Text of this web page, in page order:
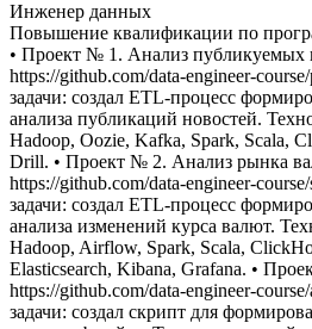
Инженер данных
Повышение квалификации по
• Проект № 1. Анализ публикуемых
https://github.com/data-engineer-
задачи: создал ETL-процесс
анализа публикаций новостей.
Hadoop, Oozie, Kafka, Spark, Scala,
Drill. • Проект № 2. Анализ рынка
https://github.com/data-engineer-
задачи: создал ETL-процесс
анализа изменений курса валют.
Hadoop, Airflow, Spark, Scala,
Elasticsearch, Kibana, Grafana. •
https://github.com/data-engineer-
задачи: создал скрипт для